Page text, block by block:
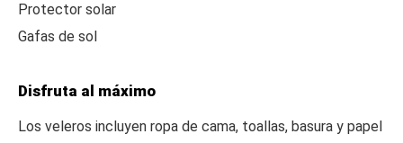
Protector solar
Gafas de sol
Disfruta al máximo
Los veleros incluyen ropa de cama, toallas, basura y papel